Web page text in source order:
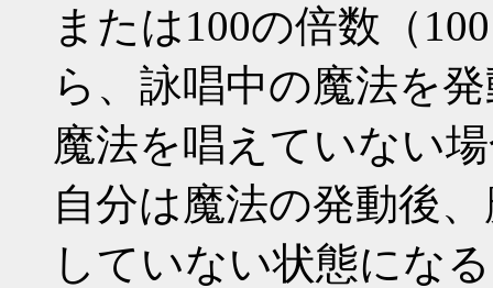
または100の倍数（
ら、詠唱中の魔法を
魔法を唱えていない
自分は魔法の発動後
していない状態にな